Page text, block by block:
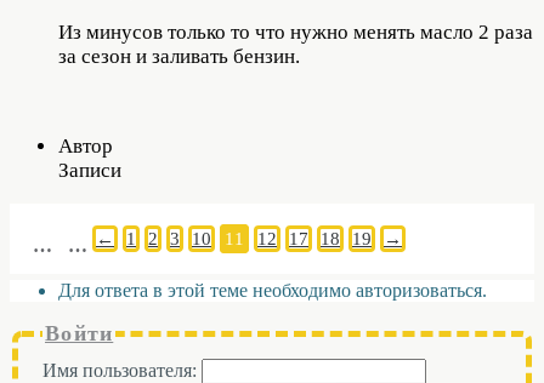
Из минусов только то что нужно менять масло 2 раза
за сезон и заливать бензин.
Автор
Записи
← 1 2 3
… 10 11 12
… 17 18 19 →
Для ответа в этой теме необходимо авторизоваться.
Войти
Имя пользователя: